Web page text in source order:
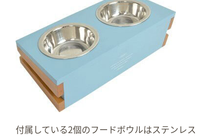
付属している2個のフードボウルはステンレス